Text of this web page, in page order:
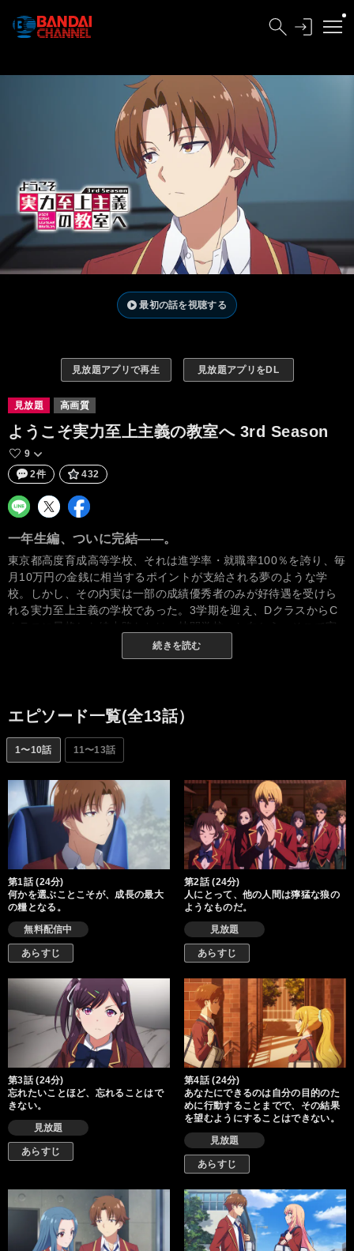
最初の話を視聴する
見放題アプリで再生 見放題アプリをDL
見放題 高画質
ようこそ実力至上主義の教室へ 3rd Season
9
2件
432
一年生編、ついに完結――。
東京都高度育成高等学校、それは進学率・就職率100％を誇り、毎
月10万円の金銭に相当するポイントが支給される夢のような学
校。しかし、その内実は一部の成績優秀者のみが好待遇を受けら
れる実力至上主義の学校であった。3学期を迎え、DクラスからC
クラスに昇格した綾小路たちは、林間学校へと向かう。そこで実
施されるのは「混合合宿」と呼ばれる全学年合同で行われる特別
試験。その名の通り、男女別に分かれ、必ず複数のクラスが混合
も協力しなければ、高得点を得ることができない状況、そして何
よりボーダーラインに届かなかったグループからは退学者が出る
というルールに慄く一同。波乱を呼ぶ激動の3学期が今、幕を開け
る！
続きを読む
エピソード一覧(全13話）
1〜10話 11〜13話
第1話 (24分)
何かを選ぶことこそが、成長の最大
の糧となる。
無料配信中
あらすじ
第2話 (24分)
人にとって、他の人間は獰猛な狼の
ようなものだ。
見放題
あらすじ
第3話 (24分)
忘れたいことほど、忘れることはで
きない。
見放題
あらすじ
第4話 (24分)
あなたにできるのは自分の目的のた
めに行動することまでで、その結果
を望むようにすることはできない。
見放題
あらすじ